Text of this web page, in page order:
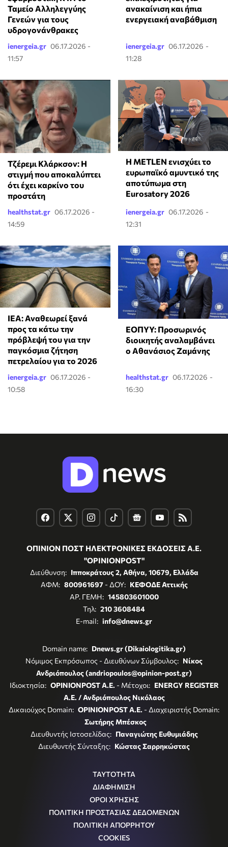
Ταμείο Αλληλεγγύης
Γενεών για τους
υδρογονάνθρακες
ienergeia.gr 06.17.2026 -
11:57
ανακαίνιση και ήπια
ενεργειακή αναβάθμιση
ienergeia.gr 06.17.2026 -
11:28
Τζέρεμι Κλάρκσον: Η
στιγμή που αποκαλύπτει
ότι έχει καρκίνο του
προστάτη
healthstat.gr 06.17.2026 -
14:59
Η METLEN ενισχύει το
ευρωπαϊκό αμυντικό της
αποτύπωμα στη
Eurosatory 2026
ienergeia.gr 06.17.2026 -
12:31
ΙΕΑ: Αναθεωρεί ξανά
προς τα κάτω την
πρόβλεψή του για την
παγκόσμια ζήτηση
πετρελαίου για το 2026
ienergeia.gr 06.17.2026 -
10:58
ΕΟΠΥΥ: Προσωρινός
διοικητής αναλαμβάνει
ο Αθανάσιος Ζαμάνης
healthstat.gr 06.17.2026 -
16:30
ΟΠΙΝΙΟΝ ΠΟΣΤ ΗΛΕΚΤΡΟΝΙΚΕΣ ΕΚΔΟΣΕΙΣ Α.Ε.
"OPINIONPOST"
Διεύθυνση: Ιπποκράτους 2, Αθήνα, 10679, Ελλάδα
ΑΦΜ: 800961697- ΔΟΥ: ΚΕΦΟΔΕ Αττικής
ΑΡ. ΓΕΜΗ: 145803601000
Τηλ: 210 3608484
E-mail: info@dnews.gr
Domain name: Dnews.gr (Dikaiologitika.gr)
Νόμιμος Εκπρόσωπος - Διευθύνων Σύμβουλος: Νίκος
Ανδριόπουλος (andriopoulos@opinion-post.gr)
Ιδιοκτησία: OPINIONPOST A.E. - Μέτοχοι: ENERGY REGISTER
Α.Ε. / Ανδριόπουλος Νικόλαος
Δικαιούχος Domain: OPINIONPOST A.E. - Διαχειριστής Domain:
Σωτήρης Μπέσκος
Διευθυντής Ιστοσελίδας: Παναγιώτης Ευθυμιάδης
Διευθυντής Σύνταξης: Κώστας Σαρρηκώστας
ΤΑΥΤΟΤΗΤΑ
ΔΙΑΦΗΜΙΣΗ
ΟΡΟΙ ΧΡΗΣΗΣ
ΠΟΛΙΤΙΚΗ ΠΡΟΣΤΑΣΙΑΣ ΔΕΔΟΜΕΝΩΝ
ΠΟΛΙΤΙΚΗ ΑΠΟΡΡΗΤΟΥ
COOKIES